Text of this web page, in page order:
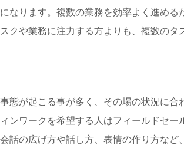
なります。複数の業務を効率よく進め
クや業務に注力する方よりも、複数の
態が起こる事が多く、その場の状況に合
ンワークを希望する人はフィールドセー
話の広げ方や話し方、表情の作り方な